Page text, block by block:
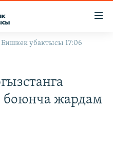
убактысы 17:06
боюнча жардам